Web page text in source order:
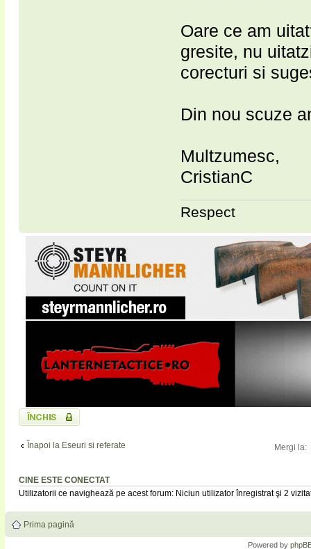
Oare ce am
gresite, nu
corecturi si
Din nou scuze
Multzumesc,
CristianC
Respect
Subiect închis
Înapoi la Eseuri si referate Mergi la:
CINE ESTE CONECTAT
Utilizatorii ce navighează pe acest forum: Niciun utilizator înregistrat şi 2
Prima pagină
Powered by